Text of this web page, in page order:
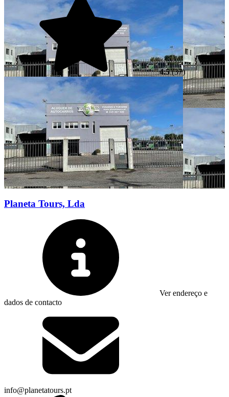
4.5(37)
Planeta Tours, Lda
Ver endereço e
dados de contacto
info@planetatours.pt